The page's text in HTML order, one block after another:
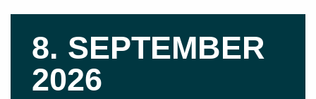
8. SEPTEMBER
2026